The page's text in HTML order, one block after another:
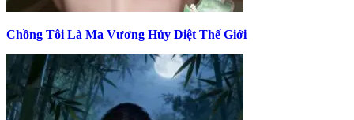
Chồng Tôi Là Ma Vương Hủy Diệt Thế Giới